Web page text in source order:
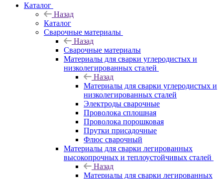
Каталог
Назад
Каталог
Сварочные материалы
Назад
Сварочные материалы
Материалы для сварки углеродистых и
низколегированных сталей
Назад
Материалы для сварки углеродистых и
низколегированных сталей
Электроды сварочные
Проволока сплошная
Проволока порошковая
Прутки присадочные
Флюс сварочный
Материалы для сварки легированных
высокопрочных и теплоустойчивых сталей
Назад
Материалы для сварки легированных